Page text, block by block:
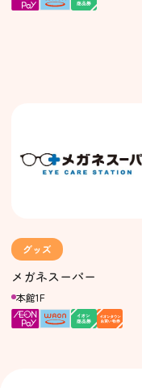
グッズ
メガネスーパー
本館1F